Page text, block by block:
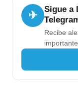
✈
Sigue a
Recibe